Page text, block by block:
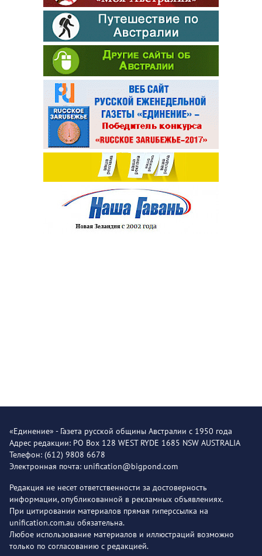
«Единение» - Газета русской общины Австралии с 1950 года
Адрес редакции: PO Box 128 WEST RYDE 1685 NSW AUSTRALIA
Телефон: (612) 9808 6678
Электронная почта: unification@bigpond.com
Редакция не несет ответственности за достоверность
информации, опубликованной в рекламных объявлениях.
При цитировании материалов прямая гиперссылка на
unification.com.au обязательна.
Любое использование материалов и иллюстраций возможно
только по согласованию с редакцией.